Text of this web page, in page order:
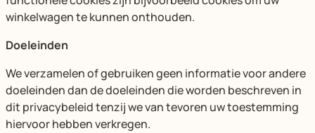
winkelwagen te kunnen onthouden.
Doeleinden
We verzamelen of gebruiken geen informatie voor andere
doeleinden dan de doeleinden die worden beschreven in
dit privacybeleid tenzij we van tevoren uw toestemming
hiervoor hebben verkregen.